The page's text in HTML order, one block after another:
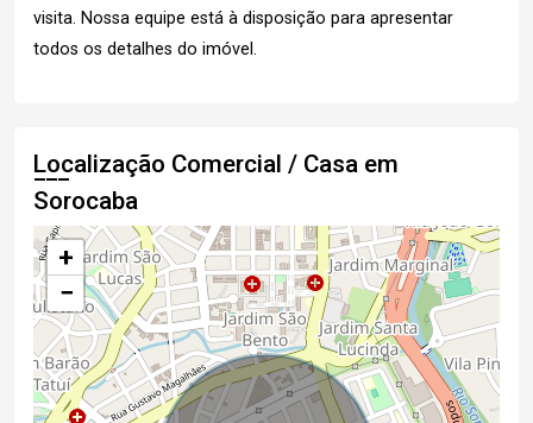
visita. Nossa equipe está à disposição para apresentar
todos os detalhes do imóvel.
Localização Comercial / Casa em
Sorocaba
+
−